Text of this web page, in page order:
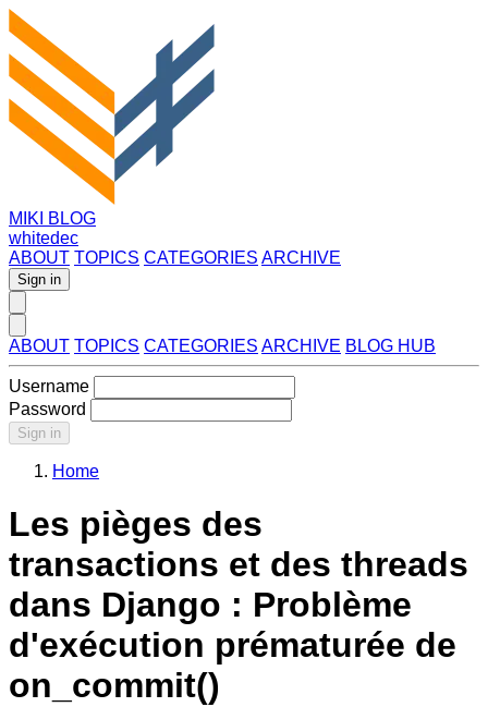
MIKI BLOG
whitedec
ABOUT TOPICS CATEGORIES ARCHIVE
Sign in
ABOUT TOPICS CATEGORIES ARCHIVE BLOG HUB
Username
Password
Sign in
Home
Les pièges des
transactions et des threads
dans Django : Problème
d'exécution prématurée de
on_commit()